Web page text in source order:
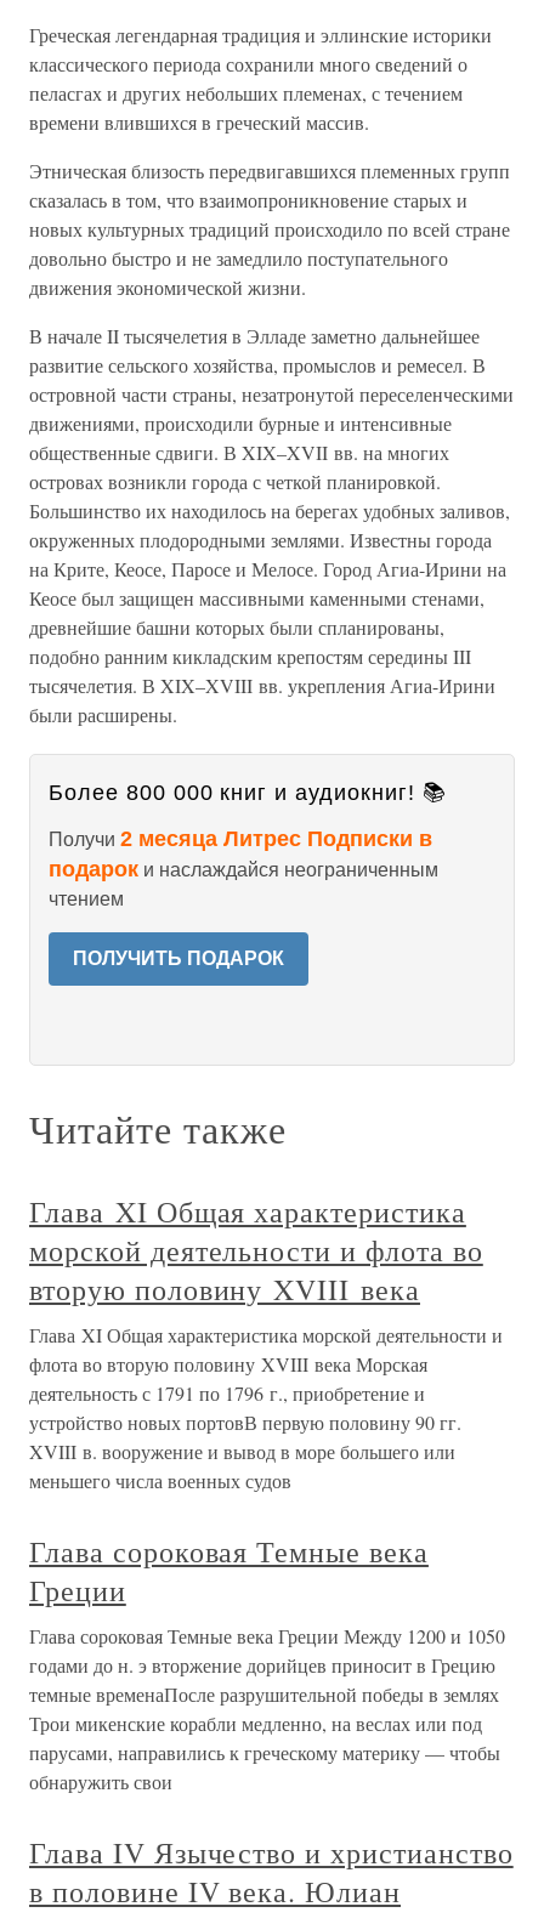
Греческая легендарная традиция и эллинские историки
классического периода сохранили много сведений о
пеласгах и других небольших племенах, с течением
времени влившихся в греческий массив.
Этническая близость передвигавшихся племенных групп
сказалась в том, что взаимопроникновение старых и
новых культурных традиций происходило по всей стране
довольно быстро и не замедлило поступательного
движения экономической жизни.
В начале II тысячелетия в Элладе заметно дальнейшее
развитие сельского хозяйства, промыслов и ремесел. В
островной части страны, незатронутой переселенческими
движениями, происходили бурные и интенсивные
общественные сдвиги. В XIX–XVII вв. на многих
островах возникли города с четкой планировкой.
Большинство их находилось на берегах удобных заливов,
окруженных плодородными землями. Известны города
на Крите, Кеосе, Паросе и Мелосе. Город Агиа-Ирини на
Кеосе был защищен массивными каменными стенами,
древнейшие башни которых были спланированы,
подобно ранним кикладским крепостям середины III
тысячелетия. В XIX–XVIII вв. укрепления Агиа-Ирини
были расширены.
Более 800 000 книг и аудиокниг! 📚
Получи 2 месяца Литрес Подписки в
подарок и наслаждайся неограниченным
чтением
ПОЛУЧИТЬ ПОДАРОК
Читайте также
Глава XI Общая характеристика
морской деятельности и флота во
вторую половину XVIII века
Глава XI Общая характеристика морской деятельности и
флота во вторую половину XVIII века Морская
деятельность с 1791 по 1796 г., приобретение и
устройство новых портовВ первую половину 90 гг.
XVIII в. вооружение и вывод в море большего или
меньшего числа военных судов
Глава сороковая Темные века
Греции
Глава сороковая Темные века Греции Между 1200 и 1050
годами до н. э вторжение дорийцев приносит в Грецию
темные временаПосле разрушительной победы в землях
Трои микенские корабли медленно, на веслах или под
парусами, направились к греческому материку — чтобы
обнаружить свои
Глава IV Язычество и христианство
в половине IV века. Юлиан